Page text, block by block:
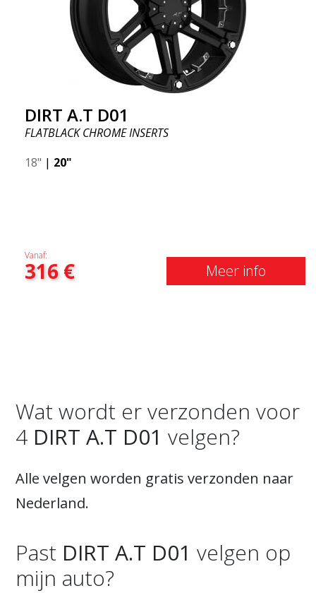
DIRT A.T D01
FLATBLACK CHROME INSERTS
18" | 20"
Vanaf:
316€ Meer info
Wat wordt er verzonden voor
4 DIRT A.T D01 velgen?
Alle velgen worden gratis verzonden naar
Nederland.
Past DIRT A.T D01 velgen op
mijn auto?